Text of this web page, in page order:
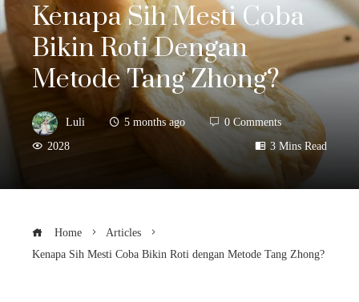
Kenapa Sih Mesti Coba
Bikin Roti Dengan
Metode Tang Zhong?
Luli 5 months ago
0 Comments
2028
3 Mins Read
Home
Articles
Kenapa Sih Mesti Coba Bikin Roti dengan Metode Tang Zhong?